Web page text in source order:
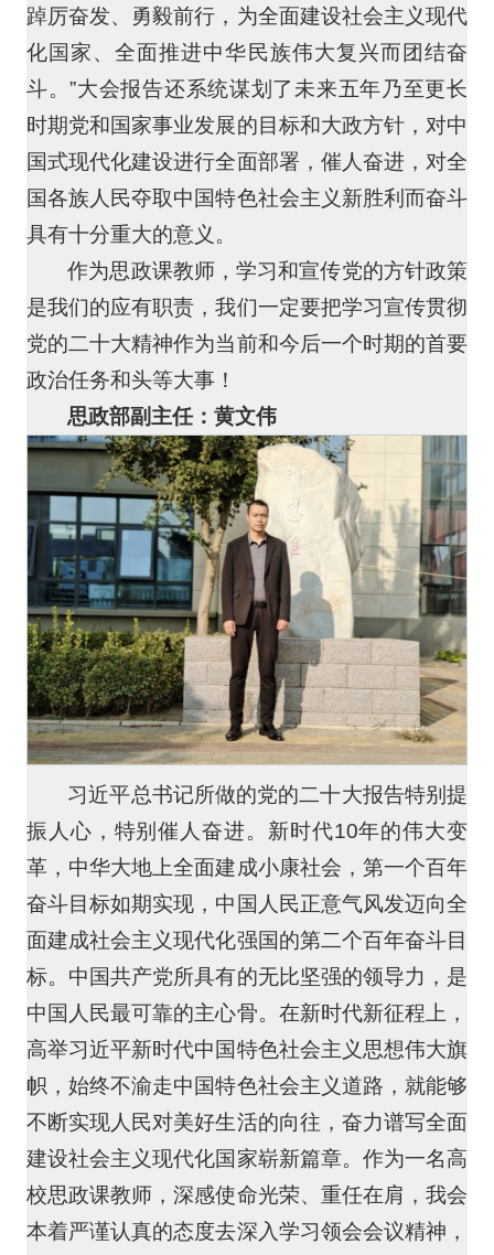
踔厉奋发、勇毅前行，为全面建设社会主义现代
化国家、全面推进中华民族伟大复兴而团结奋
斗。”大会报告还系统谋划了未来五年乃至更长
时期党和国家事业发展的目标和大政方针，对中
国式现代化建设进行全面部署，催人奋进，对全
国各族人民夺取中国特色社会主义新胜利而奋斗
具有十分重大的意义。
作为思政课教师，学习和宣传党的方针政策
是我们的应有职责，我们一定要把学习宣传贯彻
党的二十大精神作为当前和今后一个时期的首要
政治任务和头等大事！
思政部副主任：黄文伟
习近平总书记所做的党的二十大报告特别提
振人心，特别催人奋进。新时代10年的伟大变
革，中华大地上全面建成小康社会，第一个百年
奋斗目标如期实现，中国人民正意气风发迈向全
面建成社会主义现代化强国的第二个百年奋斗目
标。中国共产党所具有的无比坚强的领导力，是
中国人民最可靠的主心骨。在新时代新征程上，
高举习近平新时代中国特色社会主义思想伟大旗
帜，始终不渝走中国特色社会主义道路，就能够
不断实现人民对美好生活的向往，奋力谱写全面
建设社会主义现代化国家崭新篇章。作为一名高
校思政课教师，深感使命光荣、重任在肩，我会
本着严谨认真的态度去深入学习领会会议精神，